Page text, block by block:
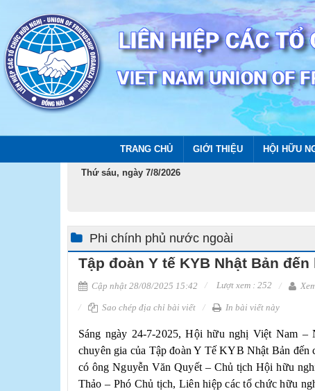
TRANG CHỦ GIỚI THIỆU HỘI HỮU
Thứ sáu, ngày 7/8/2026
Phi chính phủ nước ngoài
Tập đoàn Y tế KYB Nhật Bản
Cập nhật 28/08/2025 15:42 Lượt xem : 252
Sao chép địa chỉ bài viết In bài viết này
Sáng ngày 24-7-2025, Hội hữu nghị Việt Nam –
chuyên gia của Tập đoàn Y Tế KYB Nhật Bản đến
có ôngNguyễn Văn Quyết – Chủ tịch Hội hữu
Thảo – Phó Chủ tịch, Liên hiệp các tổ chức hữu